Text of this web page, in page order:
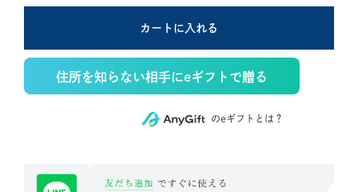
カートに入れる
住所を知らない相手にeギフトで贈る
のeギフトとは？